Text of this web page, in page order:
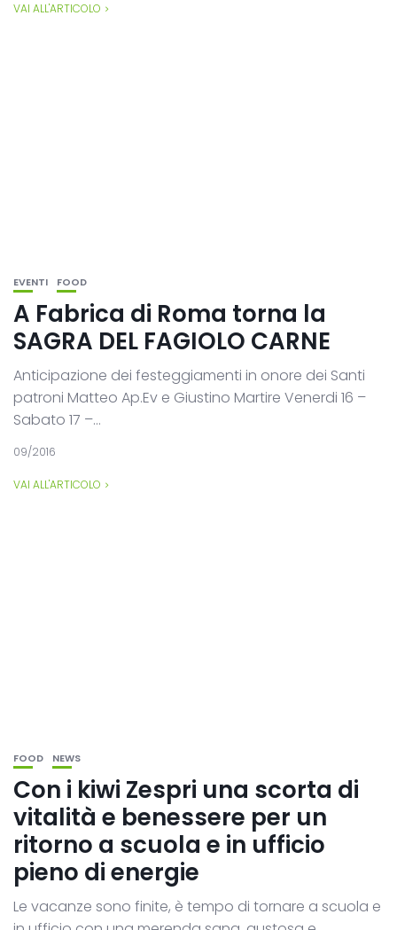
VAI ALL'ARTICOLO
EVENTI FOOD
A Fabrica di Roma torna la
SAGRA DEL FAGIOLO CARNE
Anticipazione dei festeggiamenti in onore dei Santi
patroni Matteo Ap.Ev e Giustino Martire Venerdi 16 –
Sabato 17 –...
09/2016
VAI ALL'ARTICOLO
FOOD NEWS
Con i kiwi Zespri una scorta di
vitalità e benessere per un
ritorno a scuola e in ufficio
pieno di energie
Le vacanze sono finite, è tempo di tornare a scuola e